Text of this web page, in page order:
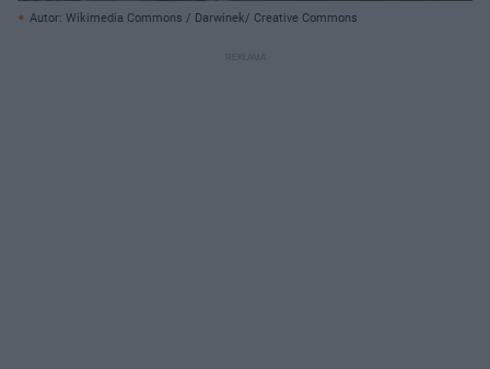
Autor: Wikimedia Commons / Darwinek/ Creative Commons